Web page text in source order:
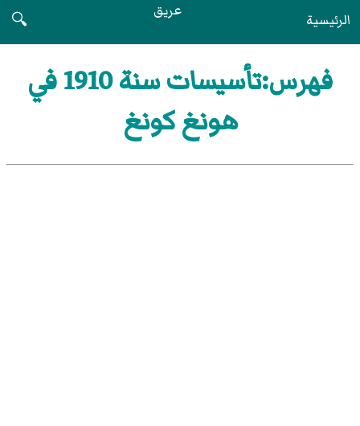
الرئيسية عريق
🔍
فهرس:تأسيسات سنة 1910 في
هونغ كونغ